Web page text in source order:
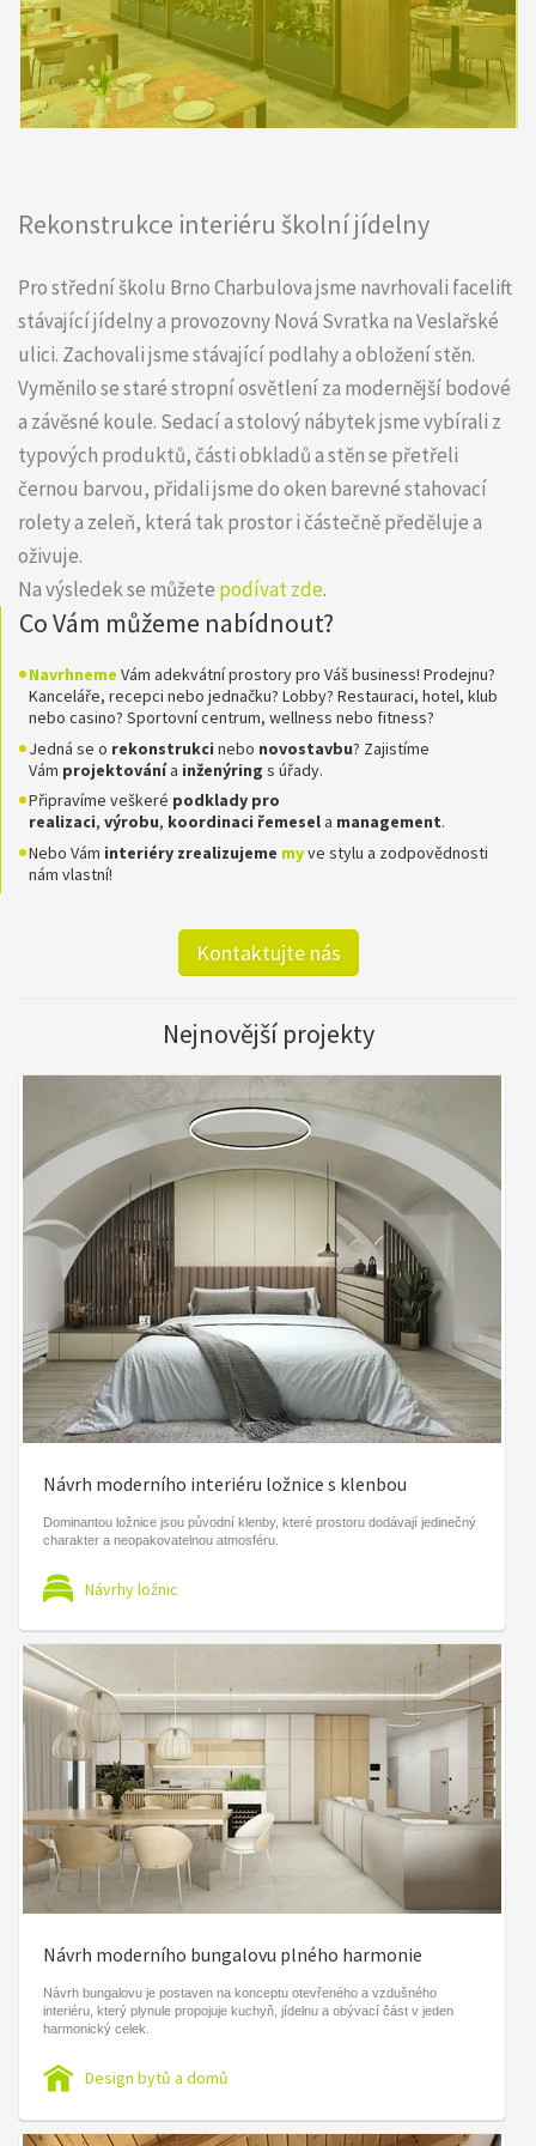
Rekonstrukce interiéru školní jídelny
Pro střední školu Brno Charbulova jsme navrhovali facelift
stávající jídelny a provozovny Nová Svratka na Veslařské
ulici. Zachovali jsme stávající podlahy a obložení stěn.
Vyměnilo se staré stropní osvětlení za modernější bodové
a závěsné koule. Sedací a stolový nábytek jsme vybírali z
typových produktů, části obkladů a stěn se přetřeli
černou barvou, přidali jsme do oken barevné stahovací
rolety a zeleň, která tak prostor i částečně předěluje a
oživuje.
Na výsledek se můžete podívat zde.
Co Vám můžeme nabídnout?
Navrhneme Vám adekvátní prostory pro Váš business! Prodejnu?
Kanceláře, recepci nebo jednačku? Lobby? Restauraci, hotel, klub
nebo casino? Sportovní centrum, wellness nebo fitness?
Jedná se o rekonstrukci nebo novostavbu? Zajistíme
Vám projektovánía inženýring s úřady.
Připravíme veškeré podklady pro
realizaci, výrobu, koordinaci řemesela management.
Nebo Vám interiéry zrealizujeme myve stylu a zodpovědnosti
nám vlastní!
Kontaktujte nás
Nejnovější projekty
Návrh moderního interiéru ložnice s klenbou
Dominantou ložnice jsou původní klenby, které prostoru dodávají jedinečný
charakter a neopakovatelnou atmosféru.
Návrhy ložnic
Návrh moderního bungalovu plného harmonie
Návrh bungalovu je postaven na konceptu otevřeného a vzdušného
interiéru, který plynule propojuje kuchyň, jídelnu a obývací část v jeden
harmonický celek.
Design bytů a domů